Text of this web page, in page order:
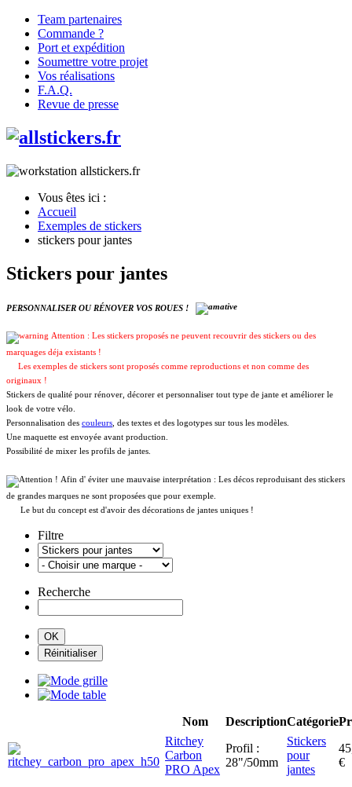
Team partenaires
Commande ?
Port et expédition
Soumettre votre projet
Vos réalisations
F.A.Q.
Revue de presse
Vous êtes ici :
Accueil
Exemples de stickers
stickers pour jantes
Stickers pour jantes
PERSONNALISER OU RÉNOVER VOS ROUES !
Attention : Les stickers proposés ne peuvent recouvrir des stickers ou des
marquages déja existants !
Les exemples de stickers sont proposés comme reproductions et non comme des
originaux !
Stickers de qualité pour rénover, décorer et personnaliser tout type de jante et améliorer le
look de votre vélo.
Personnalisation des couleurs , des textes et des logotypes sur tous les modèles.
Une maquette est envoyée avant production.
Possibilité de mixer les profils de jantes.
Afin d' éviter une mauvaise interprétation : Les décos reproduisant des stickers
de grandes marques ne sont proposées que pour exemple.
Le but du concept est d'avoir des décorations de jantes uniques !
Filtre
Recherche
Nom DescriptionCatégorie
Ritchey
Carbon
PRO Apex
Profil :
28"/50mm
Stickers
pour
jantes
€